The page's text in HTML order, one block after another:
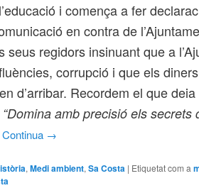
i comença a fer
en contra de
seus regidors insinuant que a
corrupció i que els
d’arribar. Recordem el que deia
“Domina amb precisió els secrets
Continua →
,Medi ambient,Sa Costa | Etiquetat com a